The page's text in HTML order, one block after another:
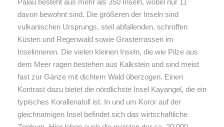
Palau besteht aus mehr als 350 Inseln, wobei nur 11
davon bewohnt sind. Die größeren der Inseln sind
vulkanischen Ursprungs, steil abfallenden, schroffen
Küsten und Regenwald sowie Grasterrassen im
Inselinneren. Die vielen kleinen Inseln, die wie Pilze aus
dem Meer ragen bestehen aus Kalkstein und sind meist
fast zur Gänze mit dichtem Wald überzogen. Einen
Kontrast dazu bietet die nördlichste Insel Kayangel, die ein
typisches Korallenatoll ist. In und um Koror auf der
gleichnamigen Insel befindet sich das wirtschaftliche